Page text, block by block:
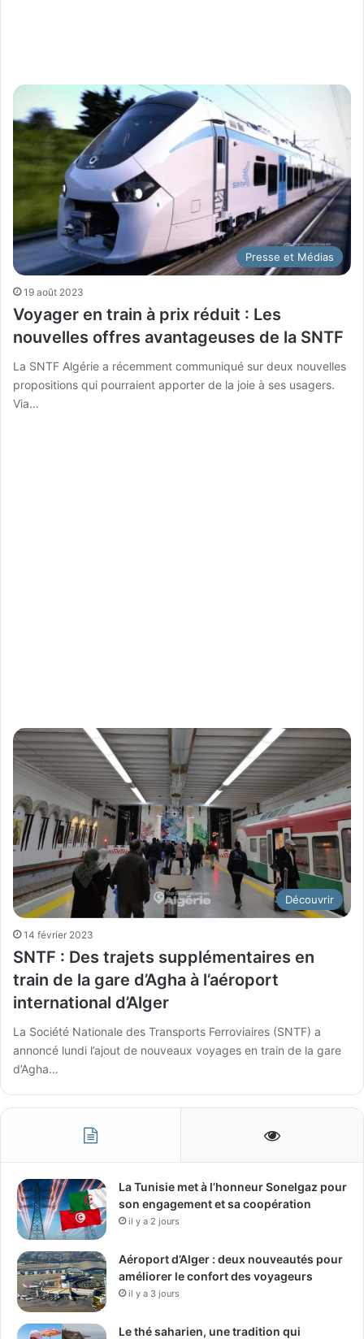
Presse et Médias
19 août 2023
Voyager en train à prix réduit : Les
nouvelles offres avantageuses de la SNTF
La SNTF Algérie a récemment communiqué sur deux nouvelles
propositions qui pourraient apporter de la joie à ses usagers.
Via…
Découvrir
14 février 2023
SNTF : Des trajets supplémentaires en
train de la gare d’Agha à l’aéroport
international d’Alger
La Société Nationale des Transports Ferroviaires (SNTF) a
annoncé lundi l’ajout de nouveaux voyages en train de la gare
d’Agha…
La Tunisie met à l’honneur Sonelgaz pour
son engagement et sa coopération
il y a 2 jours
Aéroport d’Alger : deux nouveautés pour
améliorer le confort des voyageurs
il y a 3 jours
Le thé saharien, une tradition qui